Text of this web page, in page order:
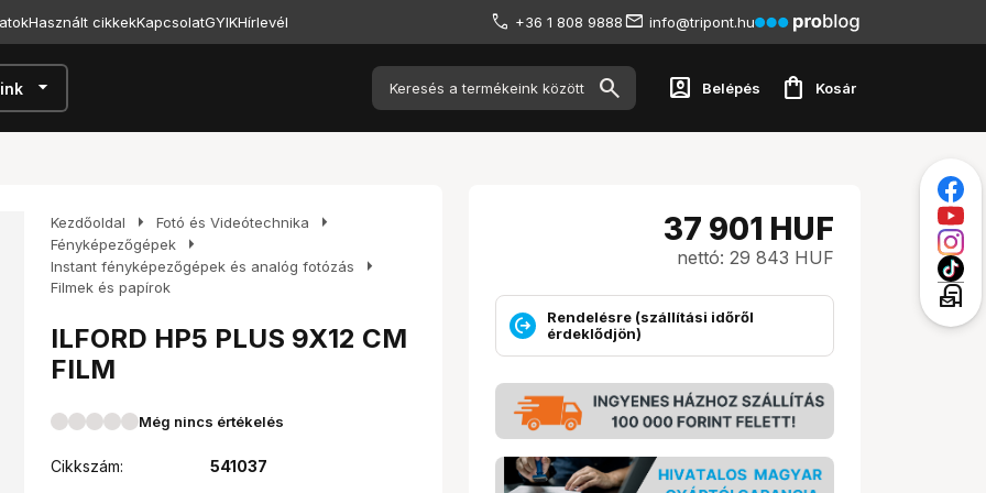
Használt cikkekKapcsolatGYIKHírlevél +36 1 808 9888 info@tripont.hu
arrow_drop_down account_box Belépés shopping_bag Kosár
Kezdőoldal arrow_right Fotó és Videótechnika arrow_right
Fényképezőgépek arrow_right
Instant fényképezőgépek és analóg fotózás arrow_right
Filmek és papírok
ILFORD HP5 PLUS 9X12 CM
FILM
Még nincs értékelés
Cikkszám:
541037
37 901 HUF
nettó: 29 843 HUF
Rendelésre (szállítási időről
érdeklődjön)
local_post_office